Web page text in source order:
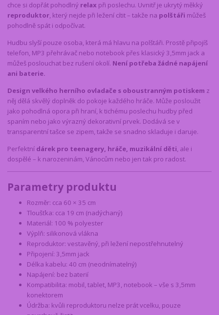
chce si dopřát pohodlný relax při poslechu. Uvnitř je ukrytý měkký
reproduktor, který nejde při ležení cítit – takže na polštáři můžeš
pohodlně spát i odpočívat.
Hudbu slyší pouze osoba, která má hlavu na polštáři. Prostě připojíš
telefon, MP3 přehrávač nebo notebook přes klasický 3,5mm jack a
můžeš poslouchat bez rušení okolí. Není potřeba žádné napájení
ani baterie.
Design velkého herního ovladače s oboustranným potiskem z
něj dělá skvělý doplněk do pokoje každého hráče. Může posloužit
jako pohodlná opora při hraní, k tichému poslechu hudby před
spaním nebo jako výrazný dekorativní prvek. Dodává se v
transparentní tašce se zipem, takže se snadno skladuje i daruje.
Perfektní dárek pro teenagery, hráče, muzikální děti, ale i
dospělé – k narozeninám, Vánocům nebo jen tak pro radost.
Parametry produktu
Rozměr: cca 60 × 35 cm
Tloušťka: cca 19 cm (nadýchaný)
Materiál: 100 % polyester
Výplň: silikonová vlákna
Reproduktor: vestavěný, při ležení nepostřehnutelný
Připojení: 3,5mm jack
Délka kabelu: 40 cm (neodnímatelný)
Napájení: bez baterií
Kompatibilita: mobil, tablet, MP3, notebook – vše s 3,5mm
konektorem
Údržba: kvůli reproduktoru nelze prát vcelku, pouze